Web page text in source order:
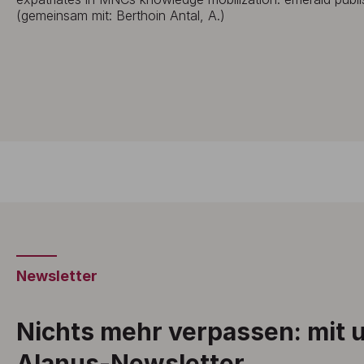
(gemeinsam mit: Berthoin Antal, A.)
Newsletter
Nichts mehr verpassen: mit